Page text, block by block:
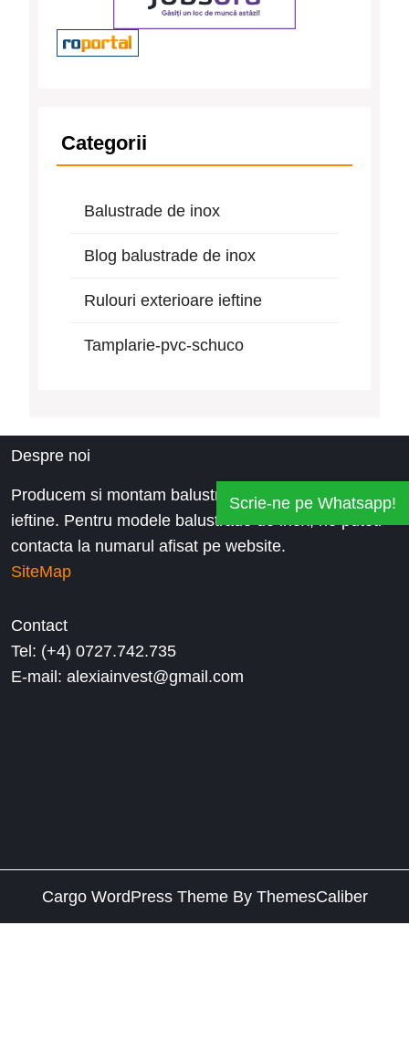
Categorii
Balustrade de inox
Blog balustrade de inox
Rulouri exterioare ieftine
Tamplarie-pvc-schuco
Despre noi
Producem si montam balustrade inox la preturi
ieftine. Pentru modele balustrade de inox, ne puteti
contacta la numarul afisat pe website.
SiteMap
Contact
Tel: (+4) 0727.742.735
E-mail: alexiainvest@gmail.com
Cargo WordPress ThemeBy ThemesCaliber
Scrie-ne pe Whatsapp!